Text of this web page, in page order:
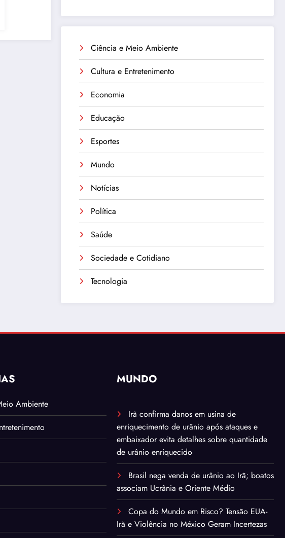
Ciência e Meio Ambiente
Cultura e Entretenimento
Economia
Educação
Esportes
Mundo
Notícias
Política
Saúde
Sociedade e Cotidiano
Tecnologia
Ambiente
MUNDO
Irã confirma danos em usina de
enriquecimento de urânio após ataques e
embaixador evita detalhes sobre quantidade
de urânio enriquecido
Brasil nega venda de urânio ao Irã; boatos
associam Ucrânia e Oriente Médio
Copa do Mundo em Risco? Tensão EUA-
Irã e Violência no México Geram Incertezas